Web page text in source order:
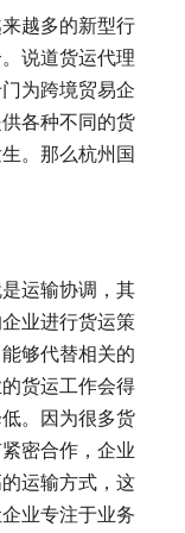
越多的新型行
说道货运代理
为跨境贸易企
各种不同的货
。那么杭州国
运输协调，其
业进行货运策
够代替相关的
货运工作会得
。因为很多货
密合作，企业
运输方式，这
业专注于业务